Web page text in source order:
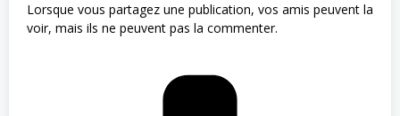
Lorsque vous partagez une publication, vos amis peuvent la
voir, mais ils ne peuvent pas la commenter.